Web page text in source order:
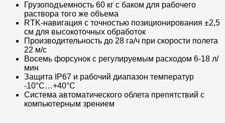
Грузоподъемность 60 кг с баком для рабочего
раствора того же объема
RTK-навигация с точностью позиционирования ±2,5
см для высокоточных обработок
Производительность до 28 га/ч при скорости полета
22 м/с
Восемь форсунок с регулируемым расходом 6-18 л/
мин
Защита IP67 и рабочий диапазон температур
-10°C…+40°C
Система автоматического облета препятствий с
компьютерным зрением